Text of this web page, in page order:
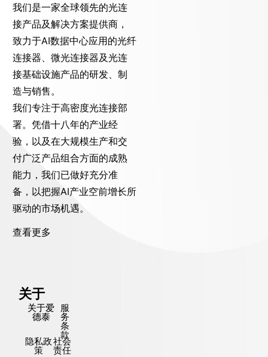
我们是一家全球领先的光连
接产品及解决方案提供商，
致力于AI数据中心应用的光纤
连接器、微光连接器及光连
接基础设施产品的研发、制
造与销售。
我们专注于高密度光连接部
署。凭借十八年的产业经
验，以及在大规模生产和交
付广泛产品组合方面的成熟
能力，我们已做好充分准
备，以把握AI产业空前增长所
驱动的市场机遇。
查看更多
关于
关于爱
德泰
服
务
条
款
隐私政
策
社会
责任